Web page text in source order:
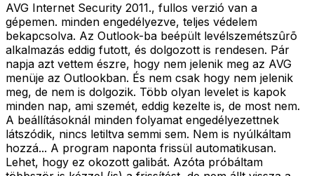
AVG Internet Security 2011., fullos verzió van a
gépemen. minden engedélyezve, teljes védelem
bekapcsolva. Az Outlook-ba beépült levélszemétszûrõ
alkalmazás eddig futott, és dolgozott is rendesen. Pár
napja azt vettem észre, hogy nem jelenik meg az AVG
menüje az Outlookban. És nem csak hogy nem jelenik
meg, de nem is dolgozik. Több olyan levelet is kapok
minden nap, ami szemét, eddig kezelte is, de most nem.
A beállításoknál minden folyamat engedélyezettnek
látszódik, nincs letiltva semmi sem. Nem is nyúlkáltam
hozzá... A program naponta frissül automatikusan.
Lehet, hogy ez okozott galibát. Azóta próbáltam